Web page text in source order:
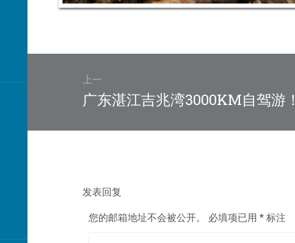
章
航
上一
上
篇
广东湛江吉兆湾3000KM自驾游！
发表回复
您的邮箱地址不会被公开。 必填项已用 * 标注